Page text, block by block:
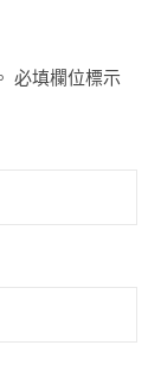
必填欄位標示